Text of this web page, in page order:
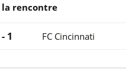
rencontre
1 FC Cincinnati